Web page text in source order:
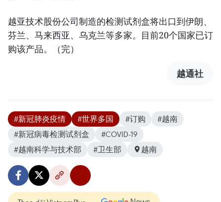
越亚技术股份公司制造的检测试剂盒将出口到伊朗、
芬兰、马来西亚、乌克兰等多家。目前20个国家已订
购该产品。（完）
越通社
#新冠肺炎疫情 #世界多国 #订购
#越南
#新冠病毒检测试剂盒
#COVID-19
#越南科学与技术部
#卫生部 越南